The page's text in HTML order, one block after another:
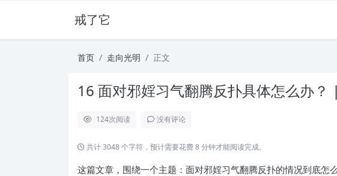
戒了它
首页 走向光明 正文
16 面对邪婬习气翻腾反扑具体怎么办？
124次阅读 没有评论
共计 3048 个字符，预计需要花费 8 分钟才能阅读完成。
这篇文章，围绕一个主题：面对邪婬习气翻腾反扑的情况到底